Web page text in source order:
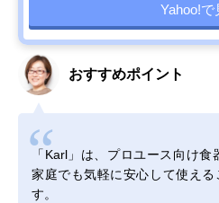
Yahoo!で
おすすめポイント
「Karl」は、プロユース向け食
家庭でも気軽に安心して使え
す。